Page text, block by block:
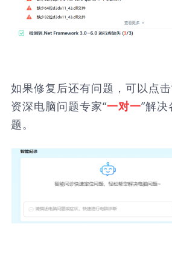
如果修复后还有问题，可以点击
资深电脑问题专家“一对一”解
题。